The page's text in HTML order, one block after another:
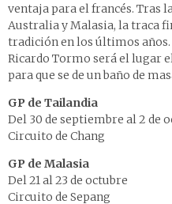
ventaja para el francés. Tras
Australia y Malasia, la traca
tradición en los últimos
Ricardo Tormo será el lugar
para que se de un baño de
GP de Tailandia
Del 30 de septiembre al 2 de
Circuito de Chang
GP de Malasia
Del 21 al 23 de octubre
Circuito de Sepang